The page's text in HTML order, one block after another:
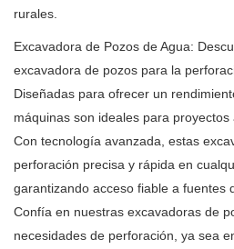
rurales.
Excavadora de Pozos de Agua:
excavadora de pozos para la
Diseñadas para ofrecer un
máquinas son ideales para proyectos
Con tecnología avanzada, estas
perforación precisa y rápida en
garantizando acceso fiable a fuentes
Confía en nuestras excavadoras de
necesidades de perforación, ya sea